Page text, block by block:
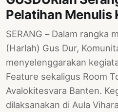
Pelatihan Menulis
SERANG – Dalam rangka
(Harlah) Gus Dur,
menyelenggarakan
Feature sekaligus Room
Avalokitesvara Banten.
dilaksanakan di Aula